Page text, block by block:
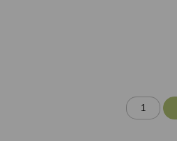
ilość
Zakładka